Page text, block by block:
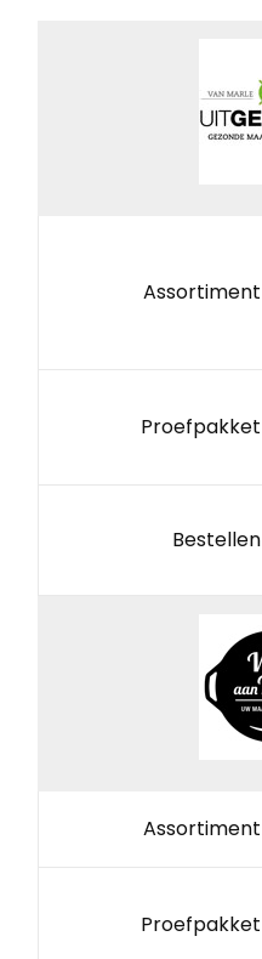
Assortiment
Proefpakket
Bestellen
Assortiment
Proefpakket